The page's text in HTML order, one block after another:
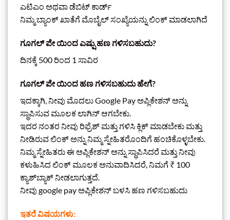
ಎಟಿಎಂ ಅಥವಾ ಡೆಬಿಟ್ ಕಾರ್ಡ್
ನಿಮ್ಮ ಬ್ಯಾಂಕ್ ಖಾತೆಗೆ ಮೊಬೈಲ್ ಸಂಖ್ಯೆಯನ್ನು ಲಿಂಕ್ ಮಾಡಲಾಗಿದೆ
ಗೂಗಲ್ ಪೇ ಯಿಂದ ಎಷ್ಷು ಹಣ ಗಳಿಸಬಹುದು?
ದಿನಕ್ಕೆ 500 ರಿಂದ 1 ಸಾವಿರ
ಗೂಗಲ್ ಪೇ ಯಿಂದ ಹಣ ಗಳಿಸಬಹುದು ಹೇಗೆ?
ಇದಕ್ಕಾಗಿ, ನೀವು ಮೊದಲು Google Pay ಅಪ್ಲಿಕೇಶನ್ ಅನ್ನು
ಸ್ಥಾಪಿಸುವ ಮೂಲಕ ಲಾಗಿನ್ ಆಗಬೇಕು.
ಇದರ ನಂತರ ನೀವು ರಿಫ್ರೆಶ್ ಮತ್ತು ಗಳಿಸಿ ಕ್ಲಿಕ್ ಮಾಡಬೇಕು ಮತ್ತು
ನೀಡಿರುವ ಲಿಂಕ್ ಅನ್ನು ನಿಮ್ಮ ಸ್ನೇಹಿತರೊಂದಿಗೆ ಹಂಚಿಕೊಳ್ಳಬೇಕು.
ನಿಮ್ಮ ಸ್ನೇಹಿತರು ಈ ಅಪ್ಲಿಕೇಶನ್ ಅನ್ನು ಸ್ಥಾಪಿಸಿದರೆ ಮತ್ತು ನೀವು
ಕಳುಹಿಸಿದ ಲಿಂಕ್ ಮೂಲಕ ಅನುವಾದಿಸಿದರೆ, ನಿಮಗೆ ₹ 100
ಕ್ಯಾಶ್‌ಬ್ಯಾಕ್ ನೀಡಲಾಗುತ್ತದೆ.
ನೀವು google pay ಅಪ್ಲಿಕೇಶನ್ ಬಳಸಿ ಹಣ ಗಳಿಸಬಹುದು
ಇತರೆ ವಿಷಯಗಳು: